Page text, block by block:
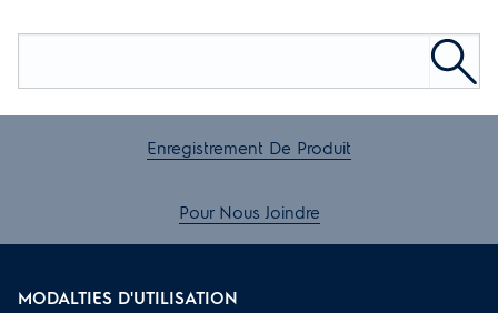
Enregistrement De Produit
Pour Nous Joindre
MODALTIES D'UTILISATION